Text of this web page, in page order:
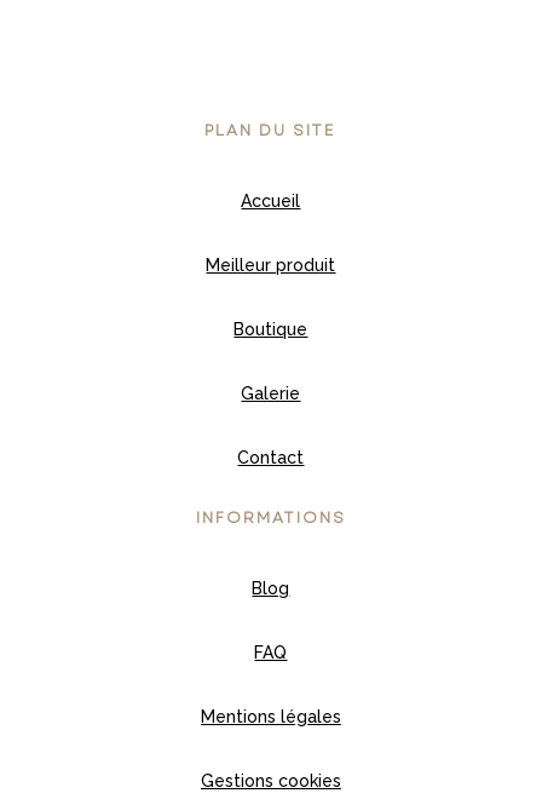
PLAN DU SITE
Accueil
Meilleur produit
Boutique
Galerie
Contact
INFORMATIONS
Blog
FAQ
Mentions légales
Gestions cookies